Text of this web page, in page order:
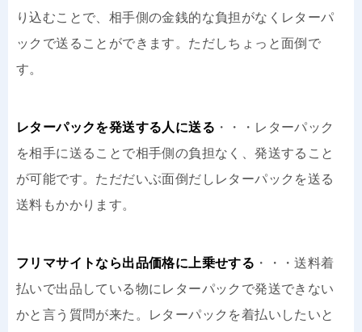
り込むことで、相手側の金銭的な負担がなくレターパ
ックで送ることができます。ただしちょっと面倒で
す。
レターパックを発送する人に送る ・・・レターパック
を相手に送ることで相手側の負担なく、発送すること
が可能です。ただだいぶ面倒だしレターパックを送る
送料もかかります。
フリマサイトなら出品価格に上乗せする ・・・送料着
払いで出品している物にレターパックで発送できない
かと言う質問が来た。レターパックを着払いしたいと